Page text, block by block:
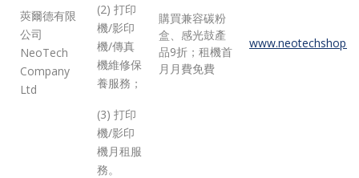
莢爾德有限
公司
NeoTech
Company
Ltd
(2) 打印
機/影印
機/傳真
機維修保
養服務；
(3) 打印
機/影印
機月租服
務。
購買兼容碳粉
盒、感光鼓產
品9折；租機首
月月費免費